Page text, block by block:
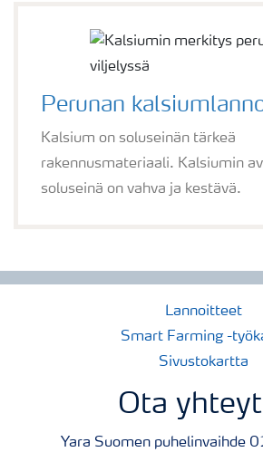
Perunan
Kalsium on soluseinän tärkeä
rakennusmateriaali. Kalsiumin
soluseinä on vahva ja kestävä.
Lannoitteet
Smart Farming -
Sivustokartta
Ota
Yara Suomen puhelinvaihde